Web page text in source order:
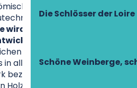
Die Schlösser der Loire
Schöne Weinberge,
Antike
die
wird sich in Frankreich ab
muss, die sich ab Anfang
in allen Städten durchsetzt.
bezeichnet das